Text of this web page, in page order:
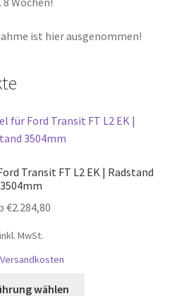
ist hier ausgenommen!
Transit FT L2 EK | Radstand
3504mm
€2.284,80
inkl. MwSt.
Versandkosten
wählen